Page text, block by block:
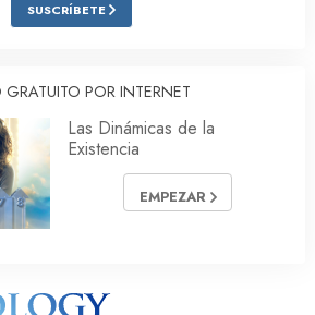
SUSCRÍBETE
GRATUITO POR INTERNET
Las Dinámicas de la
Existencia
EMPEZAR